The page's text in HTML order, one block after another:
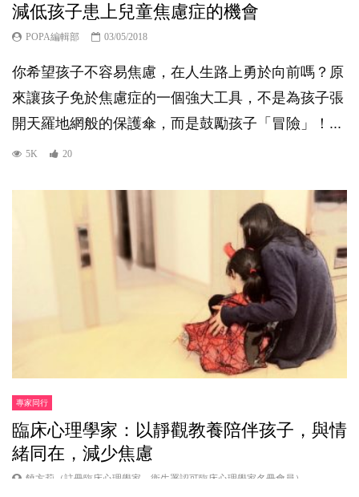
減低孩子患上兒童焦慮症的機會
POPA編輯部 03/05/2018
你希望孩子不容易焦慮，在人生路上勇於向前嗎？原
來讓孩子免於焦慮症的一個強大工具，不是為孩子張
開天羅地網般的保護傘，而是鼓勵孩子「冒險」！...
5K 20
專家同行
臨床心理學家：以靜觀教養陪伴孩子，與情
緒同在，減少焦慮
饒方莉（註冊臨床心理學家，衞生署認可臨床心理學家名冊會員）